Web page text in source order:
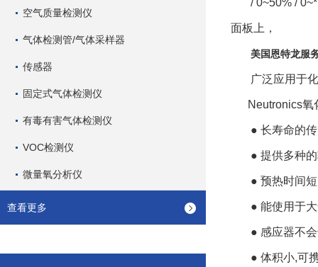
空气质量检测仪
气体检测管/气体采样器
传感器
固定式气体检测仪
有毒有害气体检测仪
VOC检测仪
微量氧分析仪
查看更多
/ 0~50% /
面板上，
美国恩特龙服
广泛应用于
Neutronics氧
● 长寿命的
● 提供多种
● 预热时间
● 能使用于
● 感应器不
● 体积小,可